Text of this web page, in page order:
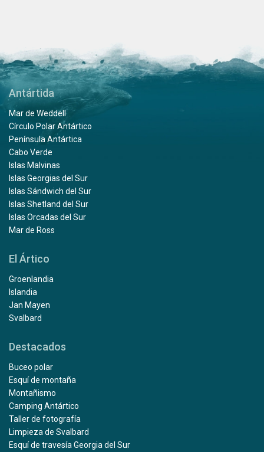
Antártida
Mar de Weddell
Círculo Polar Antártico
Península Antártica
Cabo Verde
Islas Malvinas
Islas Georgias del Sur
Islas Sándwich del Sur
Islas Shetland del Sur
Islas Orcadas del Sur
Mar de Ross
El Ártico
Groenlandia
Islandia
Jan Mayen
Svalbard
Destacados
Buceo polar
Esquí de montaña
Montañismo
Camping Antártico
Taller de fotografía
Limpieza de Svalbard
Esquí de travesía Georgia del Sur